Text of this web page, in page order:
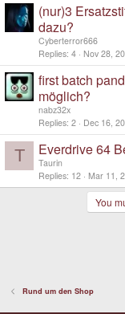
(nur)3
dazu?
Cyberterror666
Replies 4 Nov 28,
first batch
möglich?
nabz32x
Replies 2 Dec 16,
T Everdrive 64
Taurin
Replies 12 Mar 11,
You
Rund um den Shop